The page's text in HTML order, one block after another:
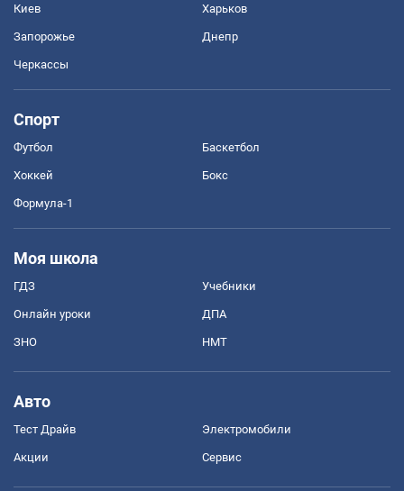
Киев Харьков
Запорожье Днепр
Черкассы
Спорт
Футбол Баскетбол
Хоккей Бокс
Формула-1
Моя школа
ГДЗ Учебники
Онлайн уроки ДПА
ЗНО НМТ
Авто
Тест Драйв Электромобили
Акции Сервис